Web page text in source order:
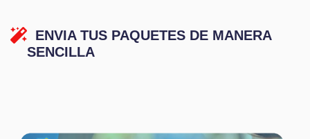
ENVIA TUS PAQUETES DE MANERA
SENCILLA